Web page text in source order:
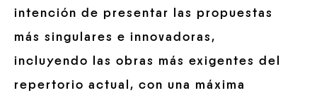
intención de presentar las propuestas
más singulares e innovadoras,
incluyendo las obras más exigentes del
repertorio actual, con una máxima